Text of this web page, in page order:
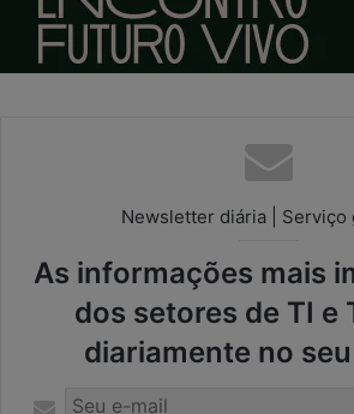
Newsletter diária | Serviço
As informações mais
dos setores de TI e
diariamente no